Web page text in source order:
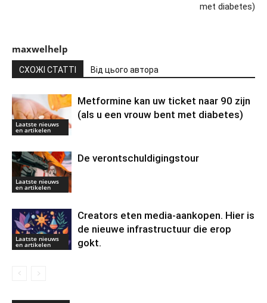
met diabetes)
maxwelhelp
СХОЖІ СТАТТІ Від цього автора
Laatste nieuws
en artikelen
Metformine kan uw ticket naar 90 zijn
(als u een vrouw bent met diabetes)
Laatste nieuws
en artikelen
De verontschuldigingstour
Laatste nieuws
en artikelen
Creators eten media-aankopen. Hier is
de nieuwe infrastructuur die erop
gokt.